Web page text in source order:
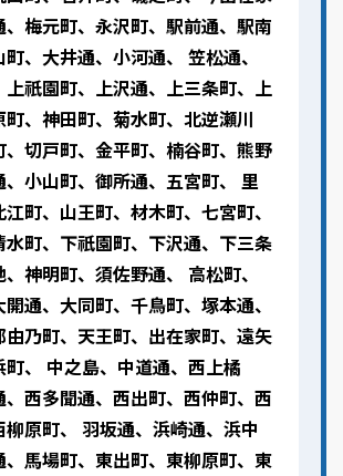
、梅元町、永沢町、駅前通、駅南
、大井通、小河通、 笠松通、
上祇園町、上沢通、上三条町、上
町、神田町、菊水町、北逆瀬川
、切戸町、金平町、楠谷町、熊野
、小山町、御所通、五宮町、 里
町、山王町、材木町、七宮町、
水町、下祇園町、下沢通、下三条
神明町、須佐野通、 高松町、
通、大同町、千鳥町、塚本通、
由乃町、天王町、出在家町、遠矢
町、 中之島、中道通、西上橘
西多聞通、西出町、西仲町、西
柳原町、 羽坂通、浜崎通、浜中
、馬場町、東出町、東柳原町、東